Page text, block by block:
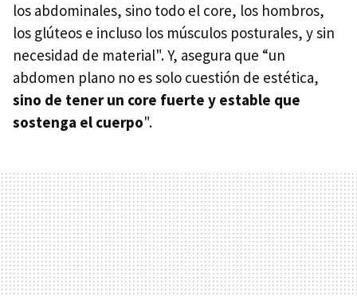
los abdominales, sino todo el core, los hombros,
los glúteos e incluso los músculos posturales, y sin
necesidad de material". Y, asegura que “un
abdomen plano no es solo cuestión de estética,
sino de tener un core fuerte y estable que
sostenga el cuerpo".